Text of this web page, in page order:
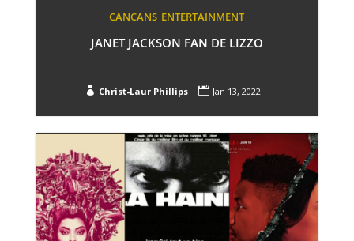
CANCANS ENTERTAINMENT
JANET JACKSON FAN DE LIZZO
 Christ-Laur Phillips  Jan 13, 2022